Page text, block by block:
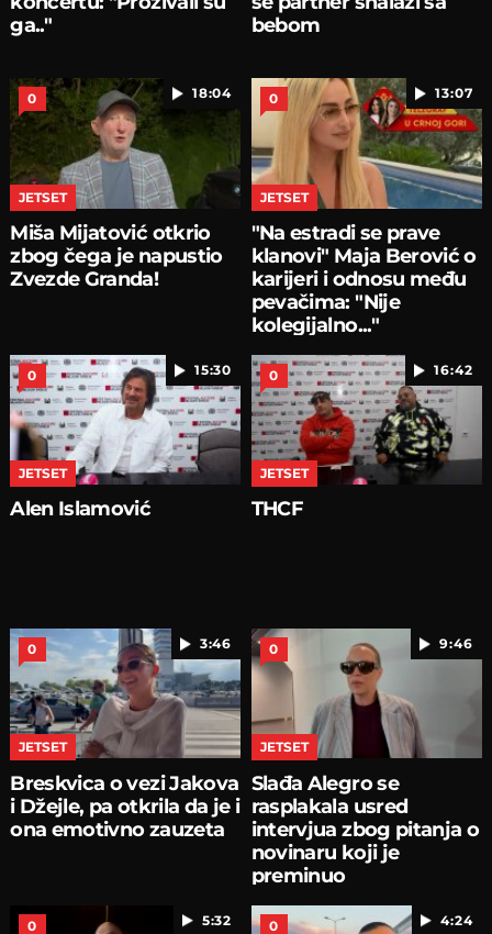
ga.."
bebom
18:04
0
JETSET
Miša Mijatović otkrio
zbog čega je napustio
Zvezde Granda!
13:07
0
JETSET
"Na estradi se prave
klanovi" Maja Berović o
karijeri i odnosu među
pevačima: "Nije
kolegijalno..."
15:30
0
JETSET
Alen Islamović
16:42
0
JETSET
THCF
3:46
0
JETSET
Breskvica o vezi Jakova
i Džejle, pa otkrila da je i
ona emotivno zauzeta
9:46
0
JETSET
Slađa Alegro se
rasplakala usred
intervjua zbog pitanja o
novinaru koji je
preminuo
5:32
0 4:24
0